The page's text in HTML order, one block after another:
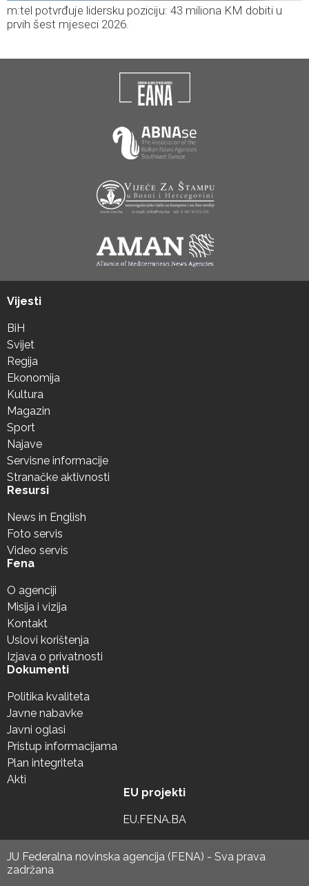
m:tel potvrđuje lidersku poziciju: 43 miliona KM dobiti u
prvih šest mjeseci 2026.
Vijesti
BiH
Svijet
Regija
Ekonomija
Kultura
Magazin
Sport
Najave
Servisne informacije
Stranačke aktivnosti
Resursi
News in English
Foto servis
Video servis
Fena
O agenciji
Misija i vizija
Kontakt
Uslovi korištenja
Izjava o privatnosti
Dokumenti
Politika kvaliteta
Javne nabavke
Javni oglasi
Pristup informacijama
Plan integriteta
Akti
EU projekti
EU.FENA.BA
JU Federalna novinska agencija (FENA) - Sva prava
zadržana